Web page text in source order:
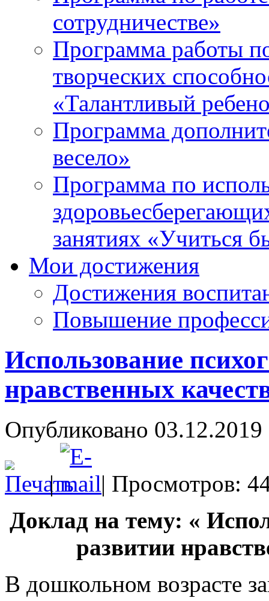
сотрудничестве»
Программа работы
творческих
«Талантливый
Программа
весело»
Программа по
занятиях «Учиться
Мои достижения
Достижения
Повышение
Использование
нравственных
Опубликовано
|
| Просмотров:
Доклад на тему: «
развитии
В дошкольном возрасте